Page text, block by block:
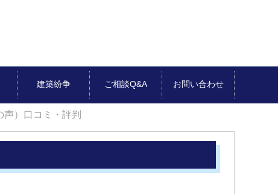
建築紛争 ご相談Q&A お問い合わせ
）口コミ・評判